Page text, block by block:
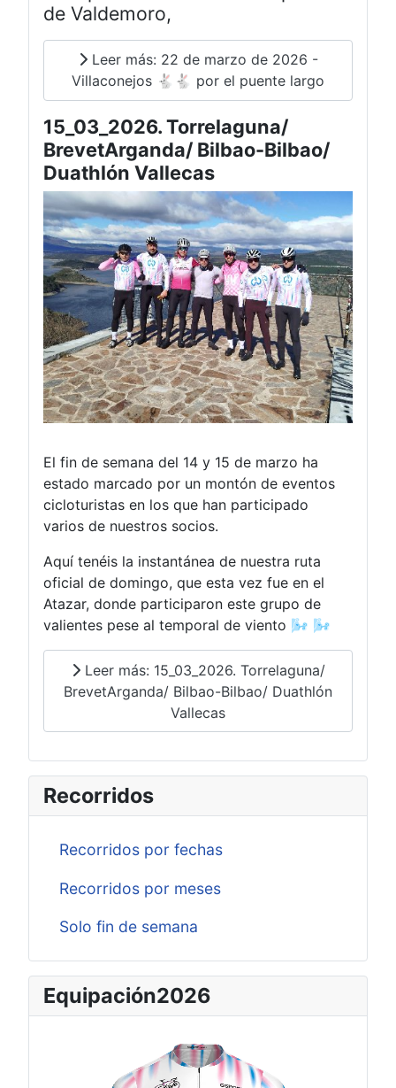
de Valdemoro,
Leer más: 22 de marzo de 2026 -
Villaconejos 🐇🐇 por el puente largo
15_03_2026. Torrelaguna/
BrevetArganda/ Bilbao-Bilbao/
Duathlón Vallecas
El fin de semana del 14 y 15 de marzo ha
estado marcado por un montón de eventos
cicloturistas en los que han participado
varios de nuestros socios.
Aquí tenéis la instantánea de nuestra ruta
oficial de domingo, que esta vez fue en el
Atazar, donde participaron este grupo de
valientes pese al temporal de viento 🌬️ 🌬️
Leer más: 15_03_2026. Torrelaguna/
BrevetArganda/ Bilbao-Bilbao/ Duathlón
Vallecas
Recorridos
Recorridos por fechas
Recorridos por meses
Solo fin de semana
Equipación2026